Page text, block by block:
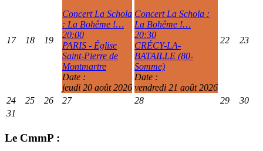
17 18 19
Concert La Schola
: La Bohême !…
20:00
PARIS - Église
Saint-Pierre de
Montmartre
Date :
jeudi 20 août 2026
Concert La Schola :
La Bohême !…
20:30
CRÉCY-LA-
BATAILLE (80-
Somme)
Date :
vendredi 21 août 2026
22 23
24 25 26 27 28 29
30
31
Le CmmP :